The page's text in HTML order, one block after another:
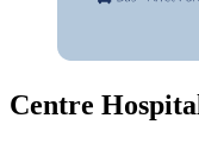
Centre